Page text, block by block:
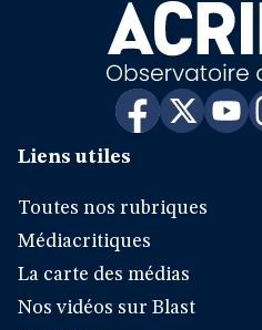
Liens utiles
Toutes nos rubriques
Médiacritiques
La carte des médias
Nos vidéos sur Blast